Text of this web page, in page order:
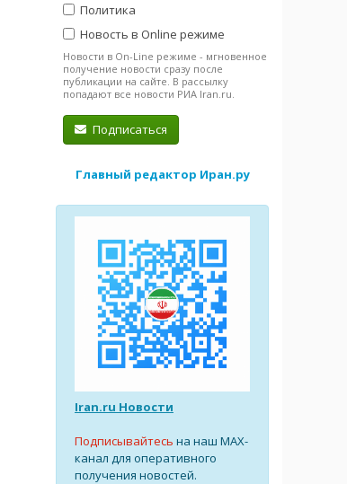
Политика
Новость в Online режиме
Новости в On-Line режиме - мгновенное
получение новости сразу после
публикации на сайте. В рассылку
попадают все новости РИА Iran.ru.
Подписаться
Главный редактор Иран.ру
Iran.ru Новости
Подписывайтесь на наш MAX-
канал для оперативного
получения новостей.